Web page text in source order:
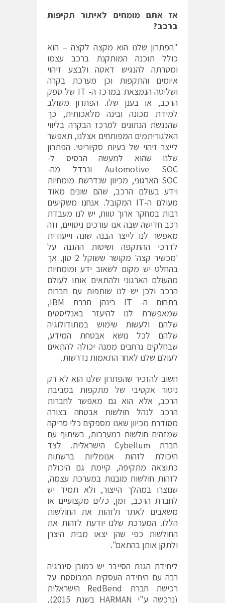
אז אתם מומחים לאיתור תקיפות
ברכב?
"הפתרון שלנו הוא מקצה לקצה – הוא
כולל תוכנה המותקנת ברכב עצמו
ומטרתה להנגיש דאטה ולבצע זיהוי
איומים והתקפות וכן מערכת בקרה
ושליטה הנמצאת במרכז ה- IT של ספק
הרכב, או בענן שלו. הפתרון משולב
למידת מכונה ובינה מלאכותית, כך
שהנגשת הנתונים למרכז הבקרה בליווי
האלגוריתמים המפותחים אצלנו, תאפשר
לייצר זיהוי של בעיות סקיוריטי. הפתרון
שלנו שהוא למעשה הבסיס ל-
Automotive SOC ונבדל מה-
SOC הארגוני, מכיוון שנדרשת מומחיות
וידע בעולם הרכב, שהם שונים מאוד
מעולם ה-IT המקובל. אנחנו משקיעים
רבות במחקר ארוך טווח, יש לנו מעבדת
רכב חדישה שבה אנו עורכים ניסויים, וזה
מאפשר לנו לייצר הבנה שונה וייעודית
לדרכי ההתקפה ושיטות ההגנה על
׳מכשיר קצה׳ מקושר ששוקל 2 טון. אך
בהחלט יש מקום לשאוב ידע ומומחיות
מהעולם הארגוני ולהתאים אותו לעולם
הרכב ולכן יש לנו שותפות עם חברות
בתחום ה- IT בינהן חברת IBM,
שמאפשרת לנו להיעזר באנליסטים
שלהם ולעשות שימוש במתודולוגיה
שלהם לכל נושא אבטחת המידע,
שבחלקים נרחבים ממנה יכולה להתאים
לעולם שלנו לאחר התאמות נדרשות.
חשוב להזכיר שהפתרון שלנו הוא לא רק
ניטור אקטיבי של מתקפות בסביבת
הרכב, אלא הוא גם מאפשר לחברות
הרכב לנהל חולשות אבטחה בצורה
מסודרת מכיוון שאנו מספקים כלי סריקה
שמזהים חולשות במערכות, בשיתוף עם
חברת Cybellum הישראלית. לצד
היכולת לזהות אנומליות ברשתות
כתוצאה מתקיפה, קיימת גם היכולת
לזהות חולשות מובנות במערכת עצמה,
שנוצרו במהלך הייצור, ולא תמיד יש
לחברת הרכב, זמן, כלים מקצועיים או
משאבים לאתר ולזהות את החולשות
הללו. המערכת שלנו יודעת לזהות את
החולשות כפי שהן יצאו מבית היצרן
ולתקן אותן בהתאם".
ליחידת הגנת הסייבר יש כמובן סינרגיה
רבה עם היחידה העסקית המבוססת על
רכישת חברת RedBend הישראלית
(נרכשה ע"י HARMAN בשנת 2015),